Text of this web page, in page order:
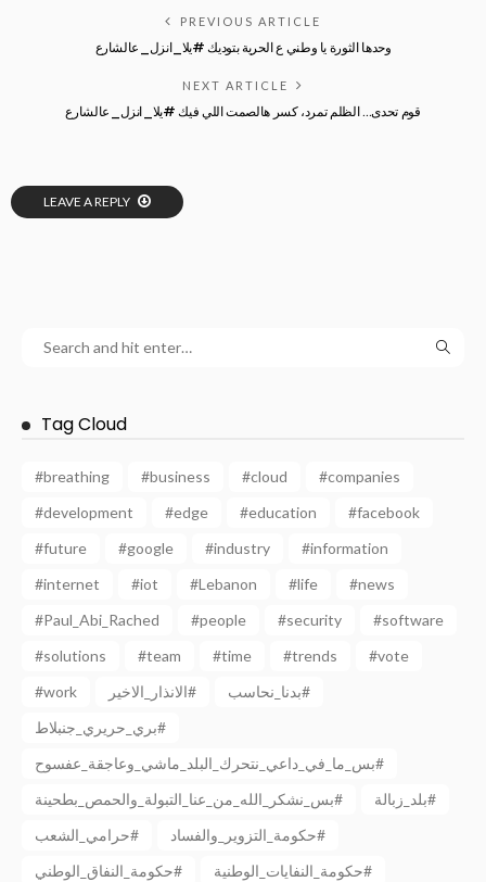
PREVIOUS ARTICLE
وحدها الثورة يا وطني ع الحرية بتوديك #يلا_انزل_عالشارع
NEXT ARTICLE
قوم تحدى… الظلم تمرد، كسر هالصمت اللي فيك #يلا_انزل_عالشارع
LEAVE A REPLY
Tag Cloud
#breathing #business #cloud
#companies
#development
#edge #education
#facebook
#future
#google #industry
#information
#internet
#iot #Lebanon #life
#news
#Paul_Abi_Rached
#people #security
#software
#solutions
#team #time #trends
#vote
#work
الانذار_الاخير#
بدنا_نحاسب#
بري_حريري_جنبلاط#
بس_ما_في_داعي_نتحرك_البلد_ماشي_وعاجقة_عفسوح#
بس_نشكر_الله_من_عنا_التبولة_والحمص_بطحينة#
بلد_زبالة#
حرامي_الشعب#
حكومة_التزوير_والفساد#
حكومة_النفاق_الوطني#
حكومة_النفايات_الوطنية#